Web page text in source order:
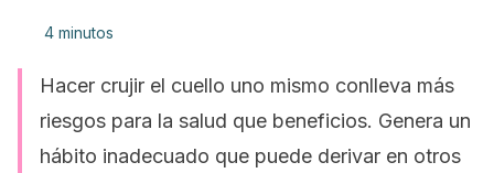
4 minutos
Hacer crujir el cuello uno mismo conlleva más
riesgos para la salud que beneficios. Genera un
hábito inadecuado que puede derivar en otros